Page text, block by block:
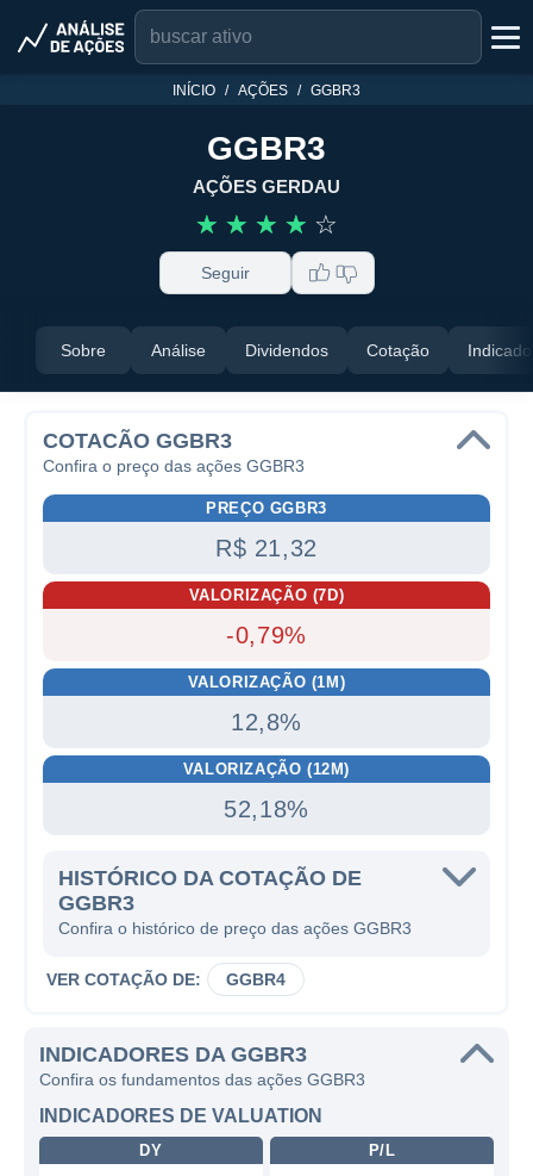
INÍCIO AÇÕES GGBR3
GGBR3
AÇÕES GERDAU
☆ ☆ ☆ ☆ ☆
Seguir
Sobre Análise Dividendos Cotação
COTACÃO GGBR3
Confira o preço das ações GGBR3
PREÇO GGBR3
R$ 21,32
VALORIZAÇÃO (7D)
-0,79%
VALORIZAÇÃO (1M)
12,8%
VALORIZAÇÃO (12M)
52,18%
HISTÓRICO DA COTAÇÃO DE
GGBR3
Confira o histórico de preço das ações GGBR3
VER COTAÇÃO DE: GGBR4
INDICADORES DA GGBR3
Confira os fundamentos das ações GGBR3
INDICADORES DE VALUATION
DY P/L